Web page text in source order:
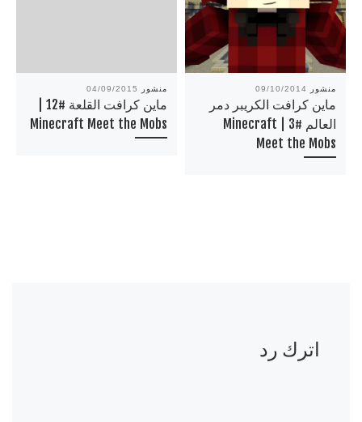
منشور 04/09/2015
ماين كرافت القلعة #12 |
Minecraft Meet the Mobs
منشور 09/10/2014
ماين كرافت الكريبر دمر
العالم #3 | Minecraft
Meet the Mobs
اترك رد